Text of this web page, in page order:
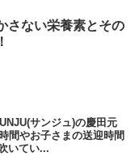
さない栄養素とその
サンジュ)の慶田元
間やお子さまの送迎時間
いてい...